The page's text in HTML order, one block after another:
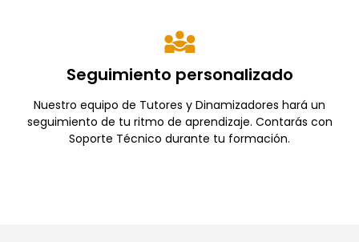
Seguimiento personalizado
Nuestro equipo de Tutores y Dinamizadores hará un
seguimiento de tu ritmo de aprendizaje. Contarás con
Soporte Técnico durante tu formación.